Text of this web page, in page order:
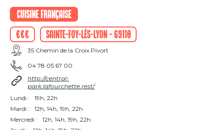
Cuisine française
€€€
Sainte-Foy-lès-Lyon - 69110
35 Chemin de la Croix Pivort
04 78 05 67 00
http://central-
park.lafourchette.rest/
Lundi :
19h, 22h
Mardi :
12h, 14h, 19h, 22h
Mercredi :
12h, 14h, 19h, 22h